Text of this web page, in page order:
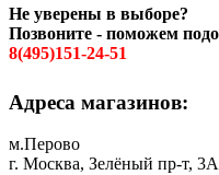
Не уверены в выборе?
Позвоните - поможем
8(495)151-24-51
Адреса магазинов:
м.Перово
г. Москва, Зелёный пр-т,